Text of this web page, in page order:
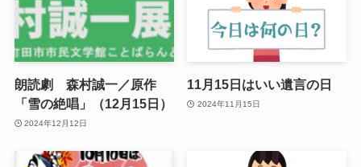
朗読劇 森村誠一／原作
「雪の絶唱」（12月15日）
2024年12月12日
11月15日はいい遺言の日
2024年11月15日